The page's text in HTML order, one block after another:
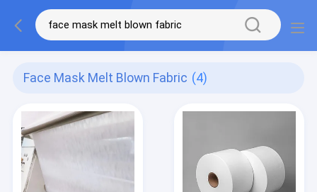
Face Mask Melt Blown Fabric (4)